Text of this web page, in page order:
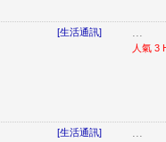
[生活通訊] ...
人氣 3
[生活通訊] ...